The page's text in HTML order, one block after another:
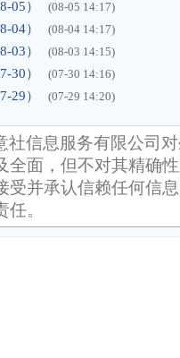
05） (08-05 14:17)
04） (08-04 14:17)
03） (08-03 14:15)
30） (07-30 14:16)
29） (07-29 14:20)
社信息服务有限公司
全面，但不对其精确
受并承认信赖任何信
。